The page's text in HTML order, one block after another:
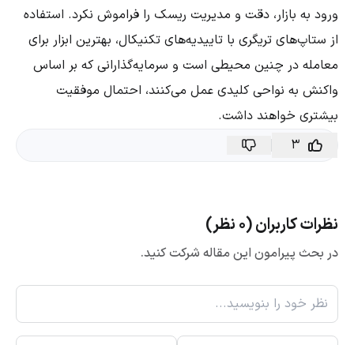
ورود به بازار، دقت و مدیریت ریسک را فراموش نکرد. استفاده
از ستاپ‌های تریگری با تاییدیه‌های تکنیکال، بهترین ابزار برای
معامله در چنین محیطی است و سرمایه‌گذارانی که بر اساس
واکنش به نواحی کلیدی عمل می‌کنند، احتمال موفقیت
بیشتری خواهند داشت.
3
نظرات کاربران (0 نظر)
در بحث پیرامون این مقاله شرکت کنید.